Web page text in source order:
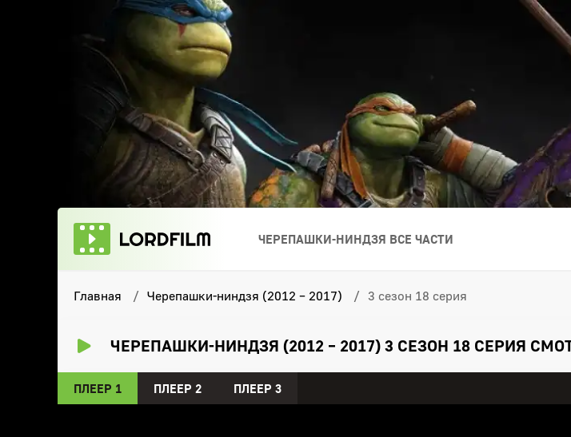
ЧЕРЕПАШКИ-НИНДЗЯ ВСЕ ЧАСТИ
Главная Черепашки-ниндзя (2012 – 2017) 3 сезон 18 серия
ЧЕРЕПАШКИ-НИНДЗЯ (2012 – 2017) 3 СЕЗОН 18 СЕРИЯ
ПЛЕЕР 1 ПЛЕЕР 2 ПЛЕЕР 3